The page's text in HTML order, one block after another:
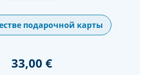
подарочной карты
33,00 €